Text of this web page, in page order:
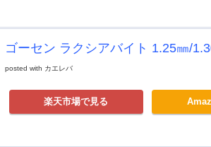
ゴーセン ラクシアバイト 1.25㎜/
posted with カエレバ
楽天市場で見る